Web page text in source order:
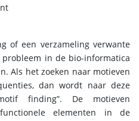
of een verzameling verwante
in de bio-informatica
Als het zoeken naar motieven
dan wordt naar deze
finding”. De motieven
elementen in de